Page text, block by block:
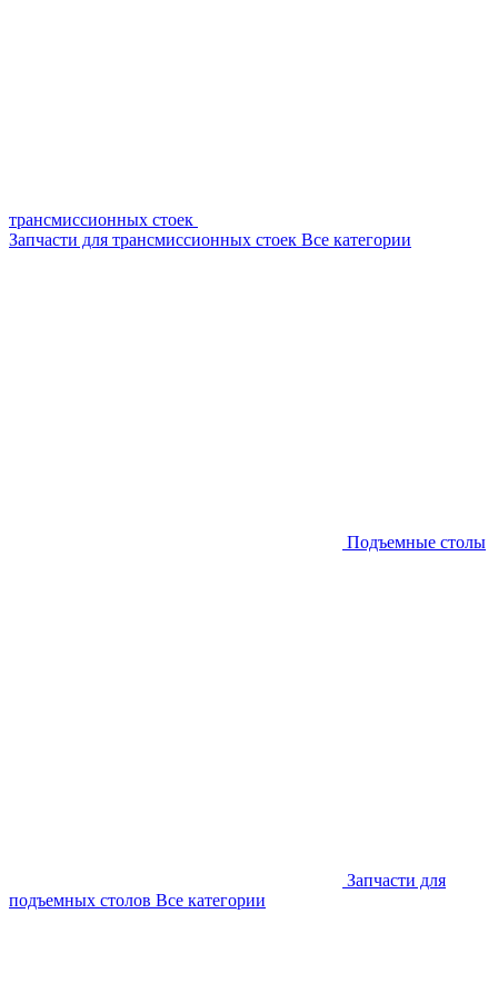
трансмиссионных стоек
Запчасти для трансмиссионных стоек Все категории
Подъемные столы
Запчасти для
подъемных столов Все категории